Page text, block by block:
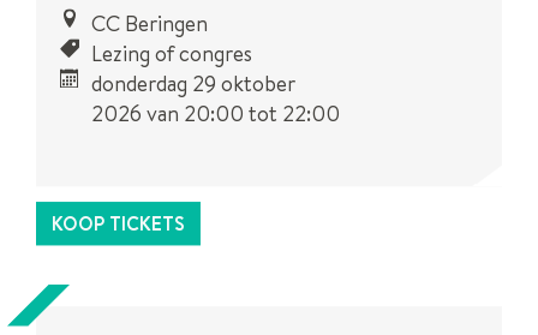
CC Beringen
Lezing of congres
donderdag 29 oktober
2026 van 20:00 tot 22:00
activiteit.
KOOP TICKETS